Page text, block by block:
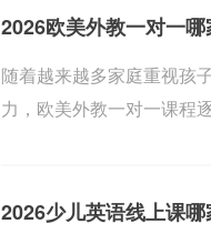
2026欧美外教一对一
随着越来越多家庭重视孩
力，欧美外教一对一课程
2026少儿英语线上课